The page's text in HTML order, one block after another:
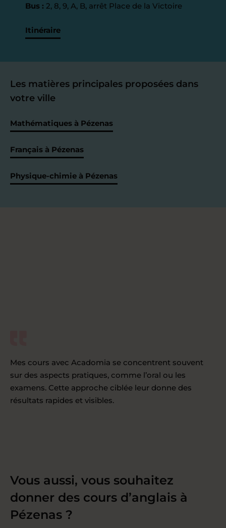
Bus : 2, 8, 9, A, B, arrêt Place de la Victoire
Itinéraire
Les matières principales proposées dans
votre ville
Mathématiques à Pézenas
Français à Pézenas
Physique-chimie à Pézenas
Mes cours avec Acadomia se concentrent souvent
sur des aspects pratiques, comme l’oral ou les
examens. Cette approche ciblée leur donne des
résultats rapides et visibles.
Vous aussi, vous souhaitez
donner des cours d’anglais à
Pézenas ?